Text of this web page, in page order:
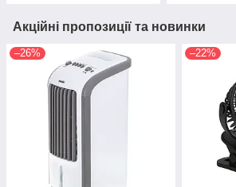
Акційні пропозиції та новинки
–26% –22%